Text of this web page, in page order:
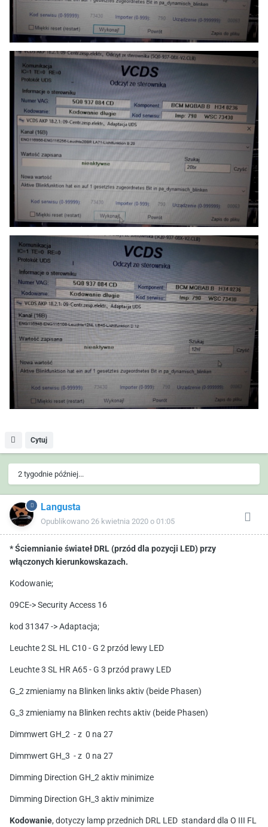
Cytuj
2 tygodnie później...
Langusta
Opublikowano 26 kwietnia 2020 o 01:05
* Ściemnianie świateł DRL (przód dla pozycji LED) przy
włączonych kierunkowskazach.
Kodowanie;
09CE-> Security Access 16
kod 31347 -> Adaptacja;
Leuchte 2 SL HL C10 - G 2 przód lewy LED
Leuchte 3 SL HR A65 - G 3 przód prawy LED
G_2 zmieniamy na Blinken links aktiv (beide Phasen)
G_3 zmieniamy na Blinken rechts aktiv (beide Phasen)
Dimmwert GH_2 - z 0 na 27
Dimmwert GH_3 - z 0 na 27
Dimming Direction GH_2 aktiv minimize
Dimming Direction GH_3 aktiv minimize
Kodowanie, dotyczy lamp przednich DRL LED standard dla O III FL